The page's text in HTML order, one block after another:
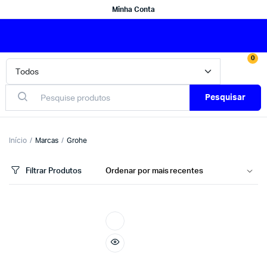
Minha Conta
0
Pesquisar
Início Marcas Grohe
Filtrar Produtos